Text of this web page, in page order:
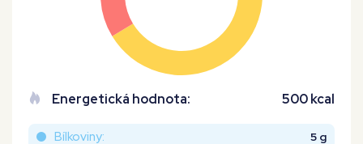
Energetická hodnota: 500 kcal
Bílkoviny: 5 g